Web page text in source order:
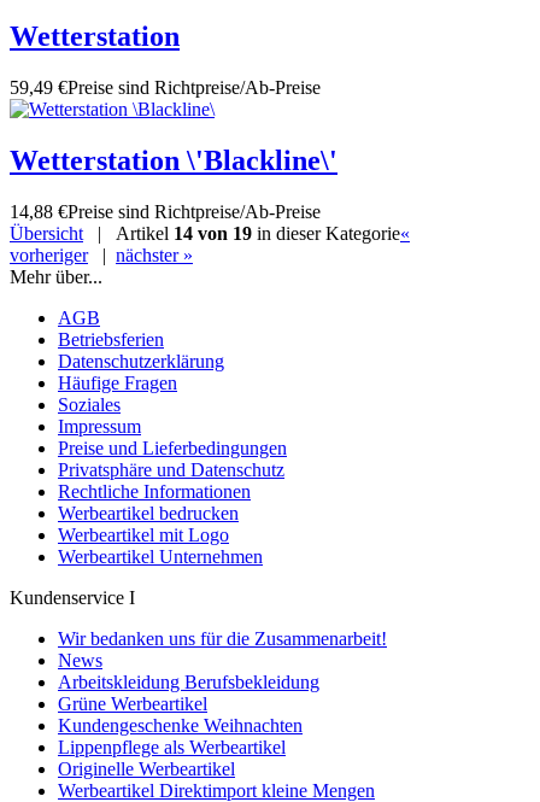
Wetterstation
59,49 €Preise sind Richtpreise/Ab-Preise
Wetterstation \'Blackline\'
14,88 €Preise sind Richtpreise/Ab-Preise
Übersicht | Artikel 14 von 19 in dieser Kategorie«
vorheriger| nächster »
Mehr über...
AGB
Betriebsferien
Datenschutzerklärung
Häufige Fragen
Soziales
Impressum
Preise und Lieferbedingungen
Privatsphäre und Datenschutz
Rechtliche Informationen
Werbeartikel bedrucken
Werbeartikel mit Logo
Werbeartikel Unternehmen
Kundenservice I
Wir bedanken uns für die Zusammenarbeit!
News
Arbeitskleidung Berufsbekleidung
Grüne Werbeartikel
Kundengeschenke Weihnachten
Lippenpflege als Werbeartikel
Originelle Werbeartikel
Werbeartikel Direktimport kleine Mengen